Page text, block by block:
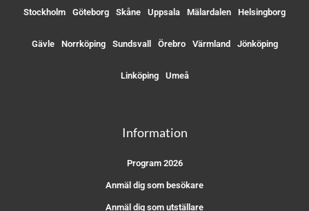
Stockholm Göteborg Skåne Uppsala Mälardalen Helsingborg
Gävle Norrköping Sundsvall Örebro Värmland Jönköping
Linköping Umeå
Information
Program 2026
Anmäl dig som besökare
Anmäl dig som utställare